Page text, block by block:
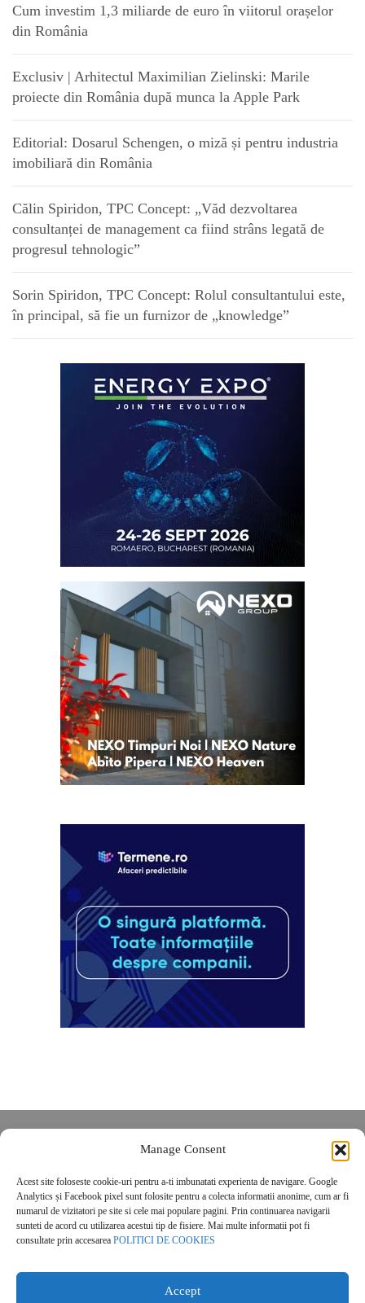
Manage Consent
Acest site foloseste cookie-uri pentru a-ti imbunatati experienta de navigare. Google
Analytics și Facebook pixel sunt folosite pentru a colecta informatii anonime, cum ar fi
numarul de vizitatori pe site si cele mai populare pagini. Prin continuarea navigarii
sunteti de acord cu utilizarea acestui tip de fisiere. Mai multe informatii pot fi
consultate prin accesarea POLITICI DE COOKIES
Accept
Cum investim 1,3 miliarde de euro în viitorul orașelor
din România
Exclusiv | Arhitectul Maximilian Zielinski: Marile
proiecte din România după munca la Apple Park
Editorial: Dosarul Schengen, o miză și pentru industria
imobiliară din România
Călin Spiridon, TPC Concept: „Văd dezvoltarea
consultanței de management ca fiind strâns legată de
progresul tehnologic”
Sorin Spiridon, TPC Concept: Rolul consultantului este,
în principal, să fie un furnizor de „knowledge”
POLITICĂ DE CONFIDENȚIALITATE
Politica de cookies